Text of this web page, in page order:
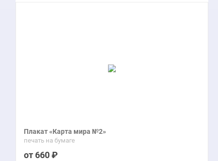
Плакат «Карта мира №2»
печать на бумаге
660